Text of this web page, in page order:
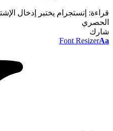
قراءة: إنستجرام يختبر إدخال
الحصري
شارك
Font ResizerAa